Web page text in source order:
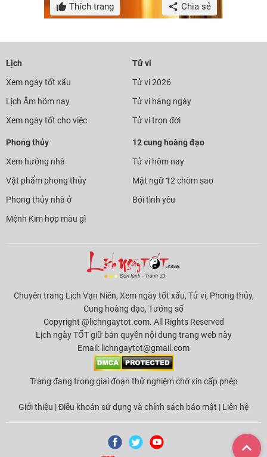
Thích trang Chia sẻ
Lịch
Xem ngày tốt xấu
Lịch Âm hôm nay
Xem ngày tốt cho việc
Tử vi
Tử vi 2026
Tử vi hàng ngày
Tử vi trọn đời
Phong thủy
Xem hướng nhà
Vật phẩm phong thủy
Phong thủy nhà ở
Mệnh Kim hợp màu gì
12 cung hoàng đạo
Tử vi hôm nay
Mật ngữ 12 chòm sao
Bói tình yêu
Chuyên trang Lịch Vạn Niên, Xem ngày tốt xấu, Tử vi, Phong thủy,
Cung hoàng đạo, Tướng số
Copyright @lichngaytot.com. All Rights Reserved
Lịch ngày TỐT giữ bản quyền nội dung trang web này
Email: lichngaytot@gmail.com
Trang đang trong giai đoạn thử nghiệm chờ xin cấp phép
Giới thiệu |Điều khoản sử dụng và chính sách bảo mật | Liên hệ